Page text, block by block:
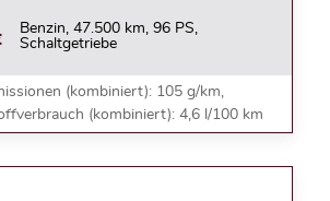
Benzin, 47.500 km, 96 PS,
Schaltgetriebe
(kombiniert): 105 g/km,
(kombiniert): 4,6 l/100 km